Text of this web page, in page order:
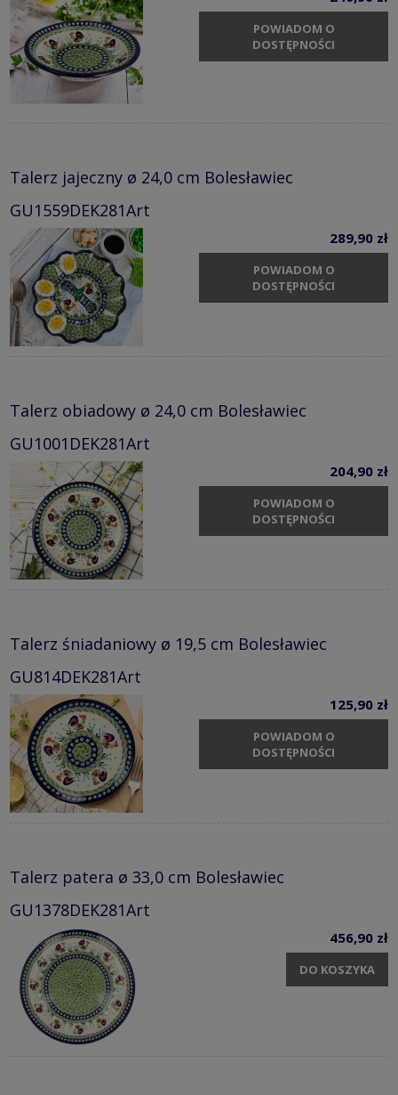
POWIADOM O
DOSTĘPNOŚCI
Talerz jajeczny ø 24,0 cm Bolesławiec
GU1559DEK281Art
289,90 zł
POWIADOM O
DOSTĘPNOŚCI
Talerz obiadowy ø 24,0 cm Bolesławiec
GU1001DEK281Art
204,90 zł
POWIADOM O
DOSTĘPNOŚCI
Talerz śniadaniowy ø 19,5 cm Bolesławiec
GU814DEK281Art
125,90 zł
POWIADOM O
DOSTĘPNOŚCI
Talerz patera ø 33,0 cm Bolesławiec
GU1378DEK281Art
456,90 zł
DO KOSZYKA